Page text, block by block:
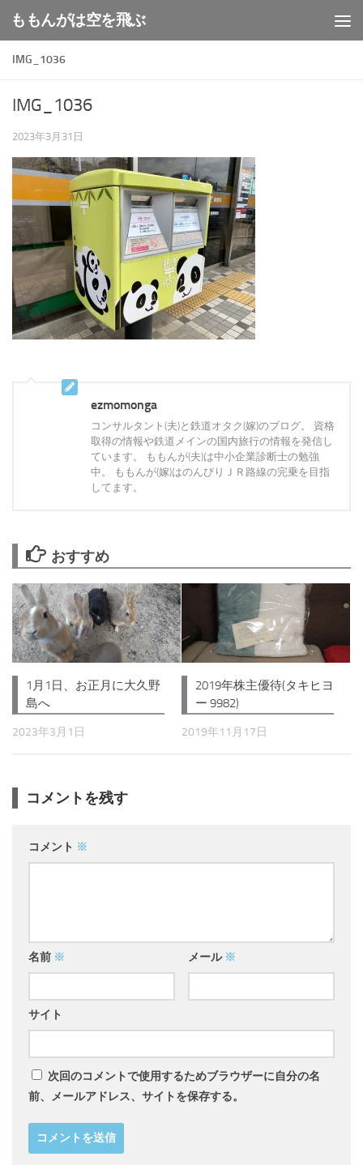
コンテンツへスキップ
ももんがは空を飛ぶ
IMG_1036
IMG_1036
2023年3月31日
ezmomonga
コンサルタント(夫)と鉄道オタク(嫁)のブログ。 資格
取得の情報や鉄道メインの国内旅行の情報を発信し
ています。 ももんが(夫)は中小企業診断士の勉強
中。 ももんが(嫁)はのんびりＪＲ路線の完乗を目指
してます。
おすすめ
1月1日、お正月に大久野
島へ
2023年3月1日
2019年株主優待(タキヒヨ
ー 9982)
2019年11月17日
コメントを残す
コメント ※
名前 ※ メール ※
サイト
次回のコメントで使用するためブラウザーに自分の名
前、メールアドレス、サイトを保存する。